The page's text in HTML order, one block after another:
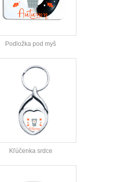
Podložka pod myš
Kľúčenka srdce